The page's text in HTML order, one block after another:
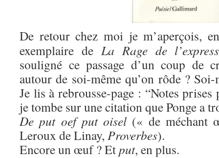
De retour chez moi je m’aperçois,
exemplaire de La Rage de
souligné ce passage d’un coup de
autour de soi-même qu’on rôde ?
Je lis à rebrousse-page : “Notes
je tombe sur une citation que Ponge a
De put oef put oisel (« de méchant
Leroux de Linay, Proverbes).
Encore un œuf ? Etput, en plus.